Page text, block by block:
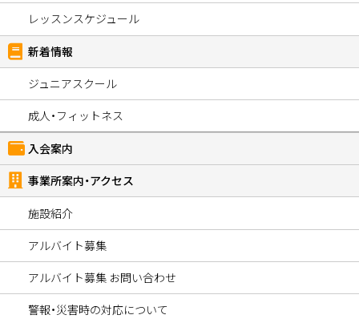
レッスンスケジュール
新着情報
ジュニアスクール
成人・フィットネス
入会案内
事業所案内・アクセス
施設紹介
アルバイト募集
アルバイト募集 お問い合わせ
警報・災害時の対応について